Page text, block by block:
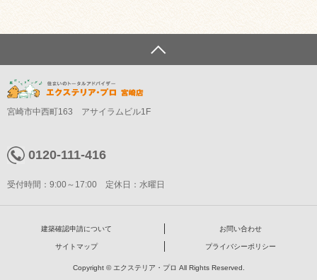
宮崎市中西町163 アサイラムビル1F
0120-111-416
受付時間：9:00～17:00 定休日：水曜日
建築確認申請について お問い合わせ
サイトマップ プライバシーポリシー
Copyright © エクステリア・プロ All Rights Reserved.